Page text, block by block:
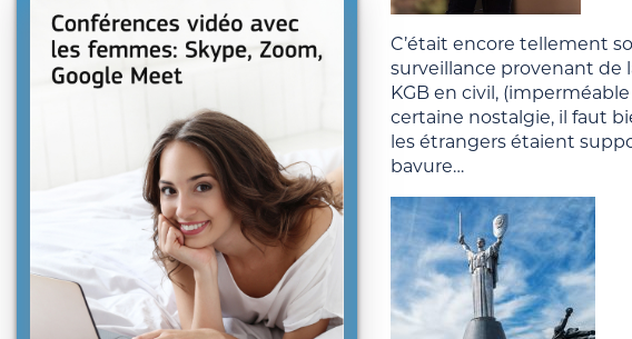
C’était encore tellement
surveillance provenant de
KGB en civil,
certaine nostalgie, il faut
les étrangers étaient
bavure…